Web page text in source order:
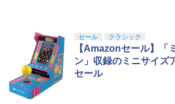
セール クラシック
【Amazonセール】「
ン」収録のミニサイズ
セール